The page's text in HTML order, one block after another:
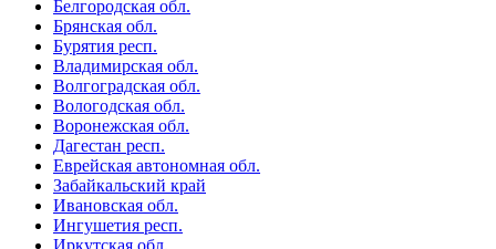
Белгородская обл.
Брянская обл.
Бурятия респ.
Владимирская обл.
Волгоградская обл.
Вологодская обл.
Воронежская обл.
Дагестан респ.
Еврейская автономная обл.
Забайкальский край
Ивановская обл.
Ингушетия респ.
Иркутская обл.